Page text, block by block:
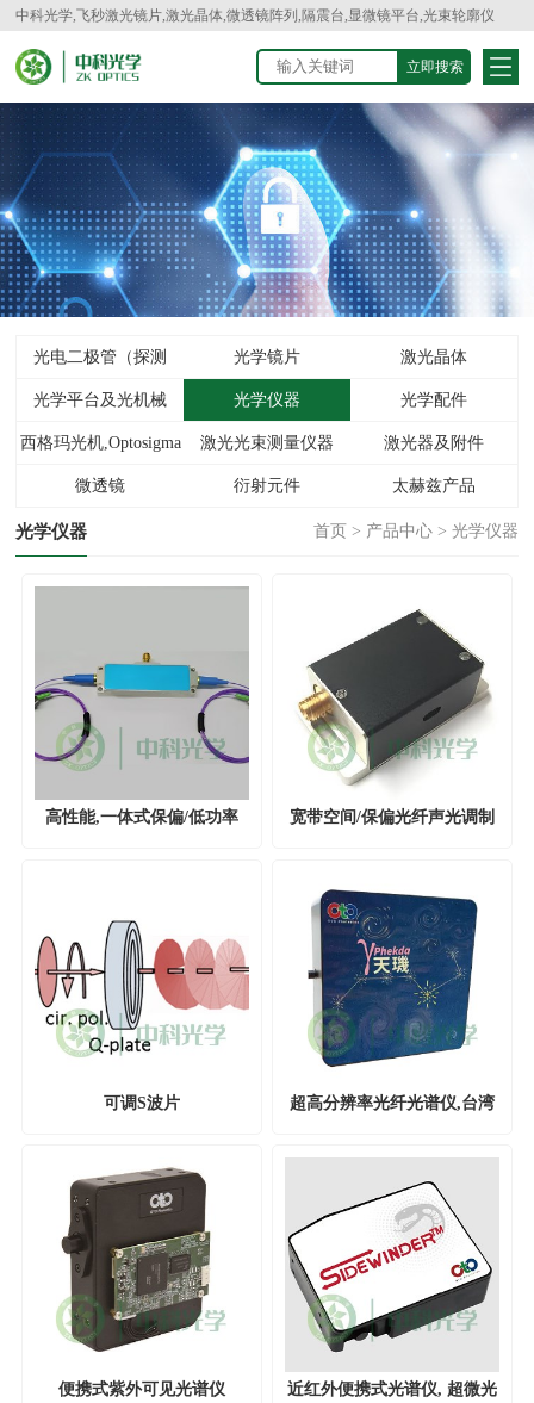
中科光学,飞秒激光镜片,激光晶体,微透镜阵列,隔震台,显微镜平台,光束轮廓仪
光电二极管（探测
器）
光学镜片 激光晶体
光学平台及光机械 光学仪器 光学配件
西格玛光机,Optosigma 激光光束测量仪器 激光器及附件
微透镜 衍射元件 太赫兹产品
光学仪器 首页 > 产品中心> 光学仪器
高性能,一体式保偏/低功率
宽带空间/保偏光纤声光调制
可调S波片
超高分辨率光纤光谱仪,台湾
便携式紫外可见光谱仪
近红外便携式光谱仪, 超微光